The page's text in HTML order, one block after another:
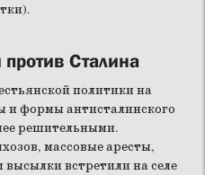
Сталина
политики на
и формы антисталинского
решительными.
массовые аресты,
встретили на селе